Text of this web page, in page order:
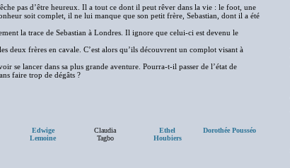
pas d’être heureux. Il a tout ce dont il peut rêver dans la vie : le foot, une
soit complet, il ne lui manque que son petit frère, Sebastian, dont il a été
la trace de Sebastian à Londres. Il ignore que celui-ci est devenu le
deux frères en cavale. C’est alors qu’ils découvrent un complot visant à
se lancer dans sa plus grande aventure. Pourra-t-il passer de l’état de
faire trop de dégâts ?
Edwige
Lemoine
Claudia
Tagbo
Ethel
Houbiers
Dorothée Pousséo